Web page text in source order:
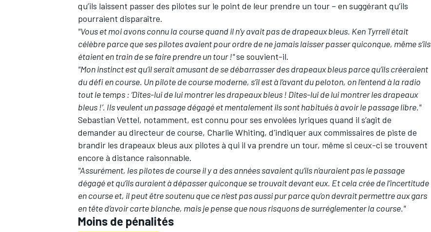
qu’ils laissent passer des pilotes sur le point de leur prendre un tour – en suggérant qu’ils
pourraient disparaître.
"Vous et moi avons connu la course quand il n’y avait pas de drapeaux bleus. Ken Tyrrell était
célèbre parce que ses pilotes avaient pour ordre de ne jamais laisser passer quiconque, même s’ils
étaient en train de se faire prendre un tour !"se souvient-il.
"Mon instinct est qu’il serait amusant de se débarrasser des drapeaux bleus parce qu’ils créeraient
du défi en course. Un pilote de course moderne, s’il est à l’avant du peloton, on l’entend à la radio
tout le temps : ‘Dites-lui de lui montrer les drapeaux bleus ! Dites-lui de lui montrer les drapeaux
bleus !’. Ils veulent un passage dégagé et mentalement ils sont habitués à avoir le passage libre."
Sebastian Vettel, notamment, est connu pour ses envolées lyriques quand il s’agit de
demander au directeur de course, Charlie Whiting, d'indiquer aux commissaires de piste de
brandir les drapeaux bleus aux pilotes à qui il va prendre un tour, même si ceux-ci se trouvent
encore à distance raisonnable.
"Assurément, les pilotes de course il y a des années savaient qu’ils n’auraient pas le passage
dégagé et qu’ils auraient à dépasser quiconque se trouvait devant eux. Et cela crée de l’incertitude
en course et, il peut être soutenu que ce n’est pas aussi pur parce qu’on devrait permettre aux gars
en tête d’avoir carte blanche, mais je pense que nous risquons de surréglementer la course."
Moins de pénalités